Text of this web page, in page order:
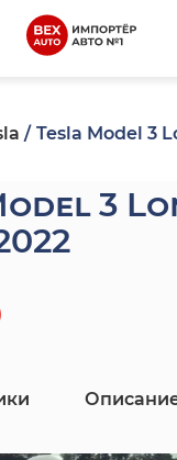
Tesla Model 3
3